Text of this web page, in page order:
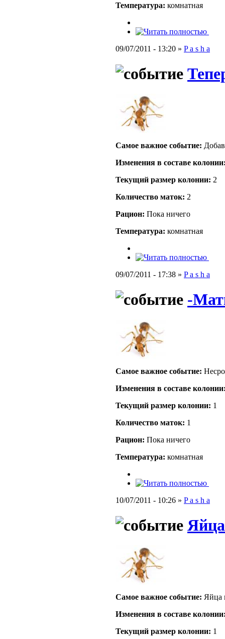
Температура: комнатная
09/07/2011 - 13:20 » P a s h a
Самое важное событие:
Изменения в составе
Текущий размер кoлонии: 2
Количество маток: 2
Рацион: Пока ничего
Температура: комнатная
09/07/2011 - 17:38 » P a s h a
-
Самое важное событие:
Изменения в составе
Текущий размер кoлонии: 1
Количество маток: 1
Рацион: Пока ничего
Температура: комнатная
10/07/2011 - 10:26 » P a s h a
Самое важное событие: Яйца
Изменения в составе
Текущий размер кoлонии: 1